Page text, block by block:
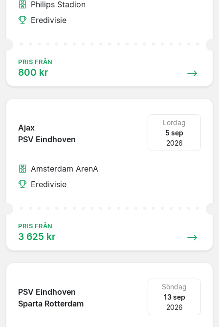
Philips Stadion
Eredivisie
PRIS FRÅN
800 kr
Ajax
PSV Eindhoven
Lördag
5 sep
2026
Amsterdam ArenA
Eredivisie
PRIS FRÅN
3 625 kr
PSV Eindhoven
Sparta Rotterdam
Söndag
13 sep
2026